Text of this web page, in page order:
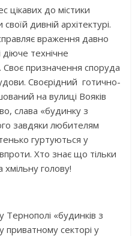
цікавих до містики
дивній архітектурі.
враження давно
технічне
Своє призначення споруда
Своєрідний готично-
на вулиці Вояків
слава «будинку з
завдяки любителям
гуртуються у
Хто знає що тільки
голову!
Тернополі «будинків з
секторі у